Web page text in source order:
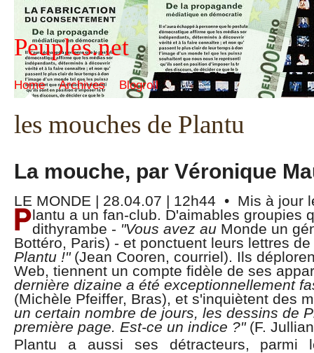
Peuples.net
Home Archives Blogroll
les mouches de Plantu
La mouche, par Véronique
LE MONDE | 28.04.07 | 12h44 • Mis à jour
lantu a un fan-club. D'aimables groupies
dithyrambe - "Vous avez au Monde un
Bottéro, Paris) - et ponctuent leurs lettres
Plantu !"(Jean Cooren, courriel). Ils
Web, tiennent un compte fidèle de ses
dernière dizaine a été exceptionnellement
(Michèle Pfeiffer, Bras), et s'inquiètent des
un certain nombre de jours, les dessins de
première page. Est-ce un indice ?"(F.
Plantu a aussi ses détracteurs, parmi